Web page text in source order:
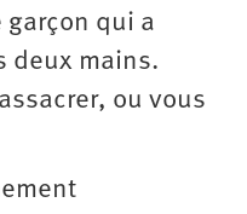
qui a
deux mains.
ou vous